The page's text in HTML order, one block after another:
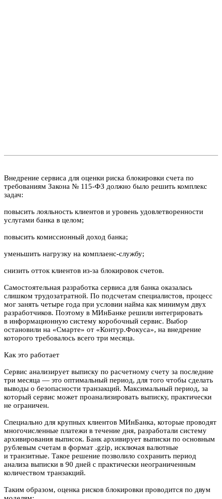
Внедрение сервиса для оценки риска блокировки счета по
требованиям Закона № 115-ФЗ должно было решить комплекс
задач:
повысить лояльность клиентов и уровень удовлетворенности
услугами банка в целом;
повысить комиссионный доход банка;
уменьшить нагрузку на комплаенс-службу;
снизить отток клиентов из-за блокировок счетов.
Самостоятельная разработка сервиса для банка оказалась
слишком трудозатратной. По подсчетам специалистов, процесс
мог занять четыре года при условии найма как минимум двух
разработчиков. Поэтому в МИнБанке решили интегрировать
в информационную систему коробочный сервис. Выбор
остановили на «Смарте» от «Контур.Фокуса», на внедрение
которого требовалось всего три месяца.
Как это работает
Сервис анализирует выписку по расчетному счету за последние
три месяца — это оптимальный период, для того чтобы сделать
выводы о безопасности транзакций. Максимальный период, за
который сервис может проанализировать выписку, практически
не ограничен.
Специально для крупных клиентов МИнБанка, которые проводят
многочисленные платежи в течение дня, разработали систему
архивирования выписок. Банк архивирует выписки по основным
рублевым счетам в формат .gzip, исключая валютные
и транзитные. Такое решение позволило сохранить период
анализа выписки в 90 дней с практически неограниченным
количеством транзакций.
Таким образом, оценка рисков блокировки проводится по двум